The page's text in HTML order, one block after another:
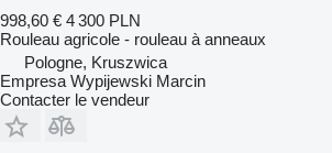
998,60 € 4 300 PLN
Rouleau agricole - rouleau à anneaux
Pologne, Kruszwica
Empresa Wypijewski Marcin
Contacter le vendeur